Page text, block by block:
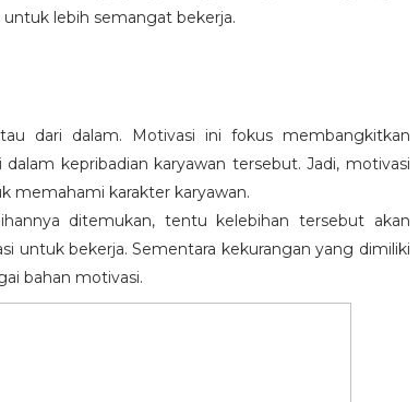
lebih semangat bekerja.
dari dalam. Motivasi ini fokus membangkitkan
kepribadian karyawan tersebut. Jadi, motivasi
memahami karakter karyawan.
ditemukan, tentu kelebihan tersebut akan
untuk bekerja. Sementara kekurangan yang dimiliki
bahan motivasi.